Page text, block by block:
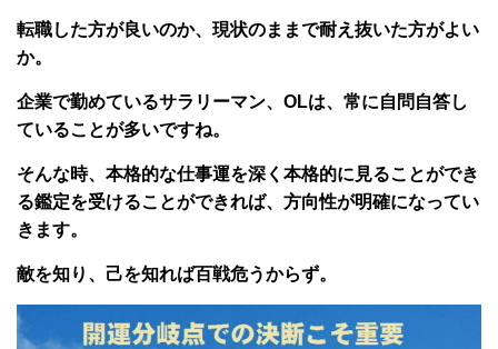
転職した方が良いのか、現状のままで耐え抜いた方がよい
か。
企業で勤めているサラリーマン、OLは、常に自問自答し
ていることが多いですね。
そんな時、本格的な仕事運を深く本格的に見ることができ
る鑑定を受けることができれば、方向性が明確になってい
きます。
敵を知り、己を知れば百戦危うからず。